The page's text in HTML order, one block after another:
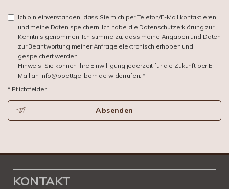
Ich bin einverstanden, dass Sie mich per Telefon/E-Mail kontaktieren
und meine Daten speichern. Ich habe die Datenschutzerklärung zur
Kenntnis genommen. Ich stimme zu, dass meine Angaben und Daten
zur Beantwortung meiner Anfrage elektronisch erhoben und
gespeichert werden.
Hinweis: Sie können Ihre Einwilligung jederzeit für die Zukunft per E-
Mail an info@boettge-born.de widerrufen. *
* Pflichtfelder
Absenden
KONTAKT